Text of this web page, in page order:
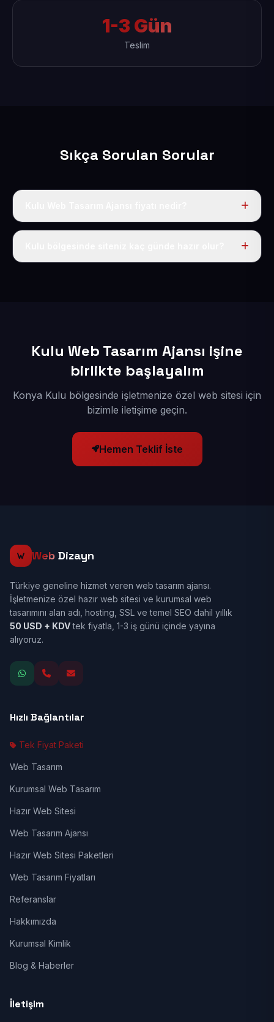
1-3 Gün
Teslim
Sıkça Sorulan Sorular
Tek fiyat uygulanır: yıllık 50 USD + KDV. Bu bedele alan
Kulu Web Tasarım Ajansı işine
birlikte başlayalım
Konya Kulu bölgesinde işletmenize özel web sitesi için
bizimle iletişime geçin.
Hemen Teklif İste
Web Dizayn
Türkiye geneline hizmet veren web tasarım ajansı.
İşletmenize özel hazır web sitesi ve kurumsal web
tasarımını alan adı, hosting, SSL ve temel SEO dahil yıllık
50 USD + KDVtek fiyatla, 1-3 iş günü içinde yayına
alıyoruz.
Hızlı Bağlantılar
Tek Fiyat Paketi
Web Tasarım
Kurumsal Web Tasarım
Hazır Web Sitesi
Web Tasarım Ajansı
Hazır Web Sitesi Paketleri
Web Tasarım Fiyatları
Referanslar
Hakkımızda
Kurumsal Kimlik
Blog & Haberler
İletişim